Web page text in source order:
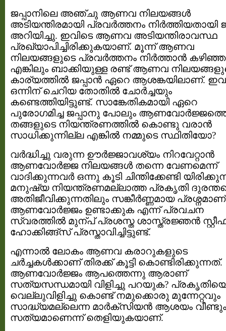
ജപ്പാനിലെ അഞ്ചു ആണവ നിലയങ്ങള്‍
അടിയന്തിരമായി പ്രവര്‍ത്തനം നിര്‍ത്തിയതായി
അറിയിച്ചു. ഇവിടെ ആണവ അടിയന്തിരാവസ്ഥ
പ്രഖ്യാപിച്ചിരിക്കുകയാണ്. മൂന്ന് ആണവ
നിലയങ്ങളുടെ പ്രവര്‍ത്തനം നിര്‍ത്താന്‍
എങ്കിലും ബാക്കിയുള്ള രണ്ട് ആണവ
കാര്യത്തില്‍ ജപ്പാന്‍ ഏറെ ആശങ്കയിലാണ്.
ഒന്നിന് ചെറിയ തോതില്‍ ചോര്‍ച്ചയും
കണ്ടെത്തിയിട്ടുണ്ട്. സാങ്കേതികമായി ഏറെ
പുരോഗമിച്ച ജപ്പാനു പോലും
തങ്ങളുടെ നിയന്ത്രണത്തില്‍ കൊണ്ടു വരാന്‍
സാധിക്കുന്നില്ല എങ്കില്‍ നമ്മുടെ സ്ഥിതിയോ?
വര്‍ദ്ധിച്ചു വരുന്ന ഊര്‍ജ്ജാവശ്യം നിറവേറ്റാന്‍
ആണവോര്‍ജ്ജ നിലയങ്ങള്‍ തന്നെ വേണമെന്ന്
വാദിക്കുന്നവര്‍ ഒന്നു കൂടി ചിന്തിക്കേണ്ടി
മനുഷ്യ നിയന്ത്രണമല്ലാത്ത പ്രകൃതി
അതിജീവിക്കുന്നതിലും സങ്കീര്‍ണ്ണമായ പ്രശ്നമാണ്
ആണവോര്‍ജ്ജം ഉണ്ടാക്കുക എന്ന് പ്രവചന
സ്വരത്തില്‍ മുന്പ് പ്രശസ്ത ശാസ്ത്രജ്ഞന്‍
ഹോക്കിങ്ങ്സ് പ്രസ്താവിച്ചിട്ടുണ്ട്.
എന്നാല്‍ ലോകം ആണവ കരാറുകളുടെ
ചര്‍ച്ചകള്‍ക്കാണ് തിരക്ക് കൂട്ടി കൊണ്ടിരിക്കുന്നത്.
ആണവോര്‍ജ്ജം ആപത്തെന്നു ആരാണ്
സത്യസന്ധമായി വിളിച്ചു പറയുക?
വെല്ലുവിളിച്ചു കൊണ്ട് നമുക്കൊരു മുന്നേറ്റവും
സാദ്ധ്യമല്ലെന്ന മാര്‍ക്സിയന്‍ ആശയം വീണ്ടും
സത്യമാണെന്ന് തെളിയുകയാണ്.